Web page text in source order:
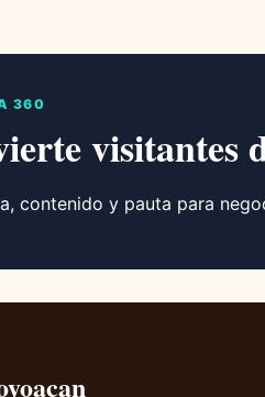
360
visitantes
contenido y pauta para